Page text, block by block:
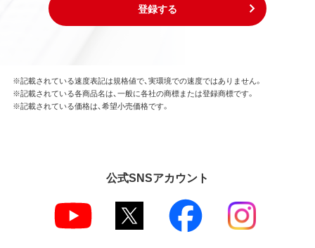
登録する
※記載されている速度表記は規格値で、実環境での速度ではありません。
※記載されている各商品名は、一般に各社の商標または登録商標です。
※記載されている価格は、希望小売価格です。
公式SNSアカウント